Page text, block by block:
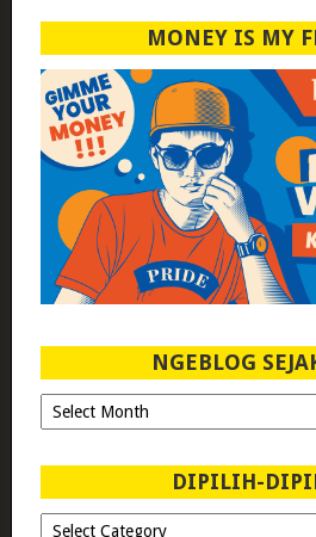
MONEY IS MY
NGEBLOG
Ngeblog
Sejak
DIPILIH-
Dipilih-